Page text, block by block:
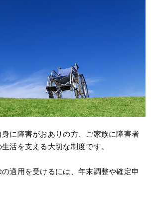
に障害がおありの方、ご家族に障害者
活を支える大切な制度です。
適用を受けるには、年末調整や確定申